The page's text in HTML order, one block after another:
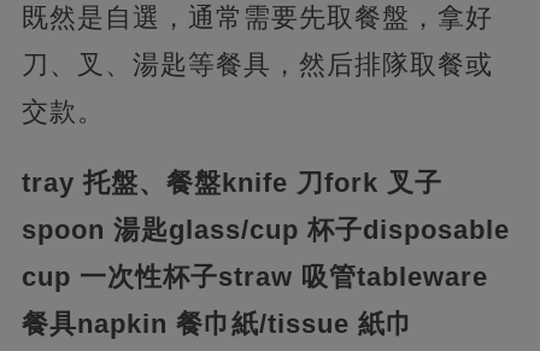
既然是自選，通常需要先取餐盤，拿好
刀、叉、湯匙等餐具，然后排隊取餐或
交款。
tray 托盤、餐盤knife 刀 fork 叉子
spoon 湯匙glass/cup 杯子disposable
cup 一次性杯子straw 吸管tableware
餐具napkin 餐巾紙/tissue 紙巾